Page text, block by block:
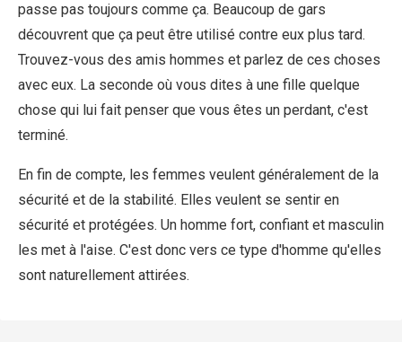
passe pas toujours comme ça. Beaucoup de gars
découvrent que ça peut être utilisé contre eux plus tard.
Trouvez-vous des amis hommes et parlez de ces choses
avec eux. La seconde où vous dites à une fille quelque
chose qui lui fait penser que vous êtes un perdant, c'est
terminé.
En fin de compte, les femmes veulent généralement de la
sécurité et de la stabilité. Elles veulent se sentir en
sécurité et protégées. Un homme fort, confiant et masculin
les met à l'aise. C'est donc vers ce type d'homme qu'elles
sont naturellement attirées.